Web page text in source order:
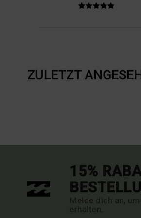
ZULETZT
15%
Melde dich an,
erhalten.